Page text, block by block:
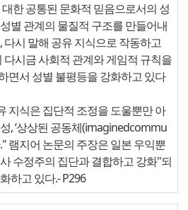
한 공통된 문화적 믿음으로서의 성
별 관계의 물질적 구조를 만들어내
다시 말해 공유 지식으로 작동하고
다시금 사회적 관계와 게임적 규칙을
면서 성별 불평등을 강화하고 있다
지식은 집단적 조정을 도울뿐만 아
, ‘상상된 공동체(imaginedcommu
램지어 논문의 주장은 일본 우익뿐
수정주의 집단과 결합하고 강화"되
하고 있다.- P296